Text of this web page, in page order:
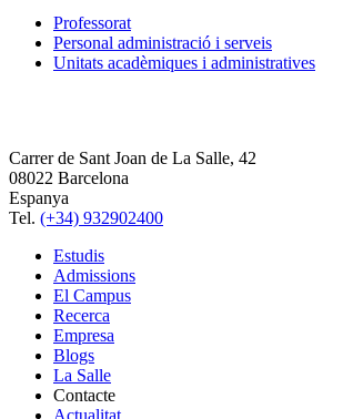
Professorat
Personal administració i serveis
Unitats acadèmiques i administratives
Carrer de Sant Joan de La Salle, 42
08022 Barcelona
Espanya
Tel. (+34) 932902400
Estudis
Admissions
El Campus
Recerca
Empresa
Blogs
La Salle
Contacte